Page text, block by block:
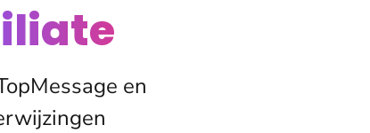
en